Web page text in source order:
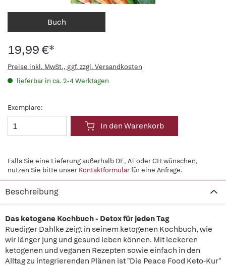
Buch
19,99 €*
Preise inkl. MwSt., ggf. zzgl. Versandkosten
lieferbar in ca. 2-4 Werktagen
Exemplare:
In den Warenkorb
Falls Sie eine Lieferung außerhalb DE, AT oder CH wünschen,
nutzen Sie bitte unser Kontaktformularfür eine Anfrage.
Beschreibung
Das ketogene Kochbuch - Detox für jeden Tag
Ruediger Dahlke zeigt in seinem ketogenen Kochbuch, wie
wir länger jung und gesund leben können. Mit leckeren
ketogenen und veganen Rezepten sowie einfach in den
Alltag zu integrierenden Plänen ist "Die Peace Food Keto-Kur"